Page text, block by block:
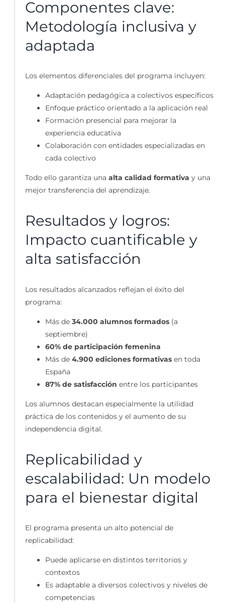
Componentes clave:
Metodología inclusiva y
adaptada
Los elementos diferenciales del programa incluyen:
Adaptación pedagógica a colectivos específicos
Enfoque práctico orientado a la aplicación real
Formación presencial para mejorar la
experiencia educativa
Colaboración con entidades especializadas en
cada colectivo
Todo ello garantiza una alta calidad formativa y una
mejor transferencia del aprendizaje.
Resultados y logros:
Impacto cuantificable y
alta satisfacción
Los resultados alcanzados reflejan el éxito del
programa:
Más de 34.000 alumnos formados(a
septiembre)
60% de participación femenina
Más de 4.900 ediciones formativasen toda
España
87% de satisfacción entre los participantes
Los alumnos destacan especialmente la utilidad
práctica de los contenidos y el aumento de su
independencia digital.
Replicabilidad y
escalabilidad: Un modelo
para el bienestar digital
El programa presenta un alto potencial de
replicabilidad:
Puede aplicarse en distintos territorios y
contextos
Es adaptable a diversos colectivos y niveles de
competencias